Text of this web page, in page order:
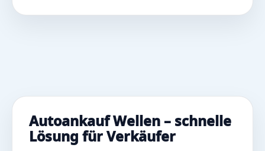
Autoankauf Wellen – schnelle
Lösung für Verkäufer